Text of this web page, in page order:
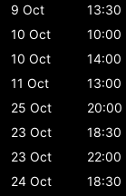
9 Oct
13:30
10 Oct
10:00
10 Oct
14:00
11 Oct
13:00
25 Oct
20:00
23 Oct
18:30
23 Oct
22:00
24 Oct
18:30